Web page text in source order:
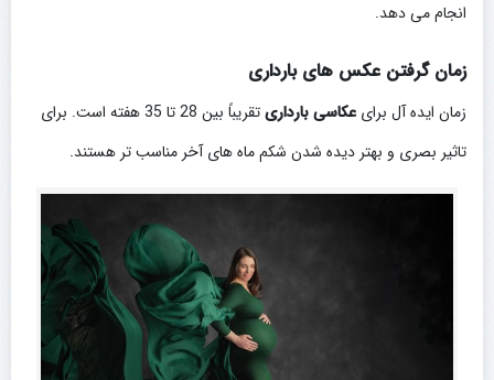
انجام می دهد.
زمان گرفتن عکس های بارداری
زمان ایده آل برای عکاسی بارداری
تقریباً بین 28 تا 35 هفته است. برای
تاثیر بصری و بهتر دیده شدن شکم ماه های آخر مناسب تر هستند.